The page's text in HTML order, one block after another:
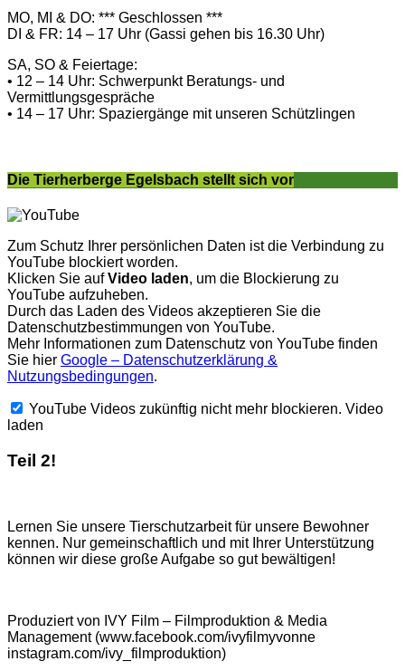
MO, MI & DO: *** Geschlossen ***
DI & FR: 14 – 17 Uhr (Gassi gehen bis 16.30 Uhr)
SA, SO & Feiertage:
• 12 – 14 Uhr: Schwerpunkt Beratungs- und
Vermittlungsgespräche
• 14 – 17 Uhr: Spaziergänge mit unseren Schützlingen
Die Tierherberge Egelsbach stellt sich vor
Zum Schutz Ihrer persönlichen Daten ist die Verbindung zu
YouTube blockiert worden.
Klicken Sie aufVideo laden, um die Blockierung zu
YouTube aufzuheben.
Durch das Laden des Videos akzeptieren Sie die
Datenschutzbestimmungen von YouTube.
Mehr Informationen zum Datenschutz von YouTube finden
Sie hier Google – Datenschutzerklärung &
Nutzungsbedingungen.
YouTube Videos zukünftig nicht mehr blockieren. Video
laden
Teil 2!
Lernen Sie unsere Tierschutzarbeit für unsere Bewohner
kennen. Nur gemeinschaftlich und mit Ihrer Unterstützung
können wir diese große Aufgabe so gut bewältigen!
Produziert von IVY Film – Filmproduktion & Media
Management (www.facebook.com/ivyfilmyvonne
instagram.com/ivy_filmproduktion)